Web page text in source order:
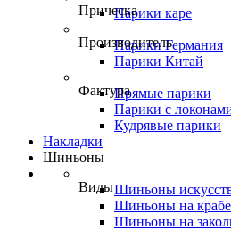
ПрическаПарики каре
Производитель
Парики Германия
Парики Китай
ФактураПрямые парики
Парики с
Кудрявые парики
Накладки
Шиньоны
ВидыШиньоны
Шиньоны на крабе
Шиньоны на